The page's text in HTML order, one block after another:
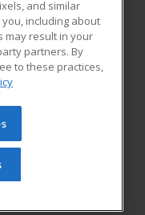
Blog
Learning. All rights
be reproduced or
prior written
Privacy Policy
and similar
including about
may result in your
partners. By
to these practices,